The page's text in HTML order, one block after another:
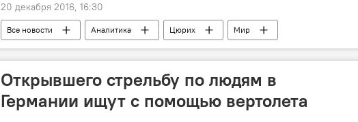
20 декабря 2016, 16:30
Все новости Аналитика Цюрих Мир
Открывшего стрельбу по людям в
Германии ищут с помощью вертолета